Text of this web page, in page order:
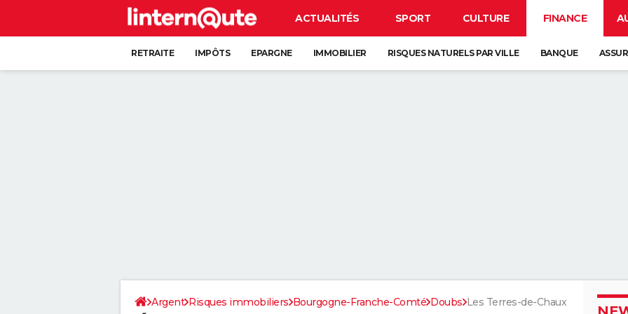
ACTUALITÉS SPORT CULTURE FINANCE
RETRAITE IMPÔTS EPARGNE IMMOBILIER RISQUES NATURELS PAR VILLE BANQUE
Argent Risques immobiliers Bourgogne-Franche-Comté Doubs Les Terres-de-Chaux